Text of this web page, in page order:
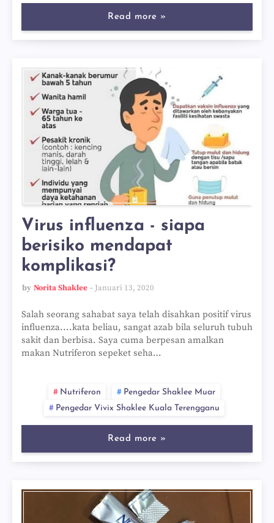
Read more »
Virus influenza - siapa
berisiko mendapat
komplikasi?
by Norita Shaklee Januari 13, 2020
Salah seorang sahabat saya telah disahkan positif virus
influenza....kata beliau, sangat azab bila seluruh tubuh
sakit dan berbisa. Saya cuma berpesan amalkan
makan Nutriferon sepeket seha…
Nutriferon
Pengedar Shaklee Muar
Pengedar Vivix Shaklee Kuala Terengganu
Read more »